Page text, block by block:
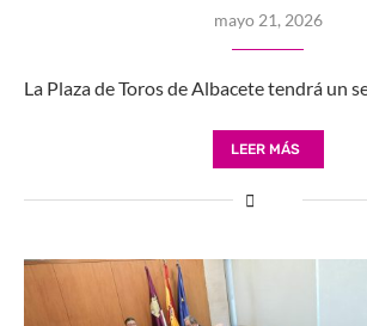
mayo 21, 2026
La Plaza de Toros de Albacete tendrá un
LEER MÁS